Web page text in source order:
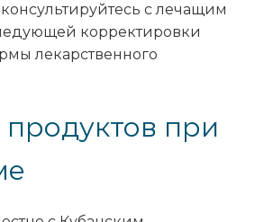
с лечащим
корректировки
лекарственного
продуктов при